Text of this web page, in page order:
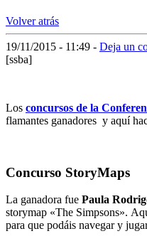
Volver atrás
19/11/2015 - 11:49 - Deja un
[ssba]
Los concursos de la
flamantes ganadores y aquí
Concurso StoryMaps
La ganadora fue Paula
storymap «The Simpsons».
para que podáis navegar y